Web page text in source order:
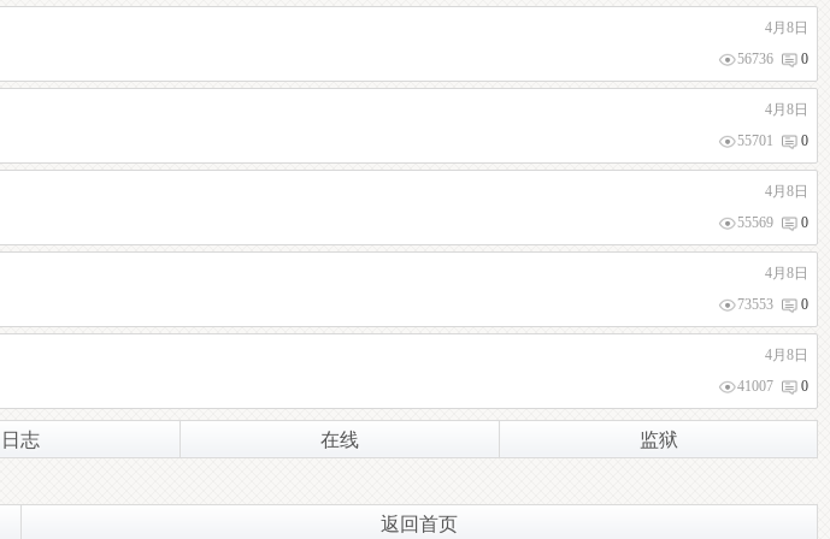
4月8日
0
56736
4月8日
0
55701
4月8日
0
55569
4月8日
0
73553
4月8日
0
41007
日志 在线
监狱
返回首页